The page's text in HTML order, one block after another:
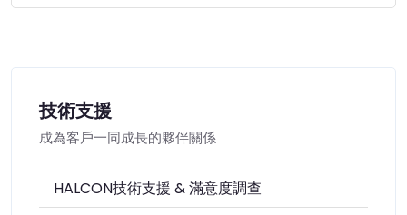
技術支援
成為客戶一同成長的夥伴關係
HALCON技術支援 & 滿意度調查